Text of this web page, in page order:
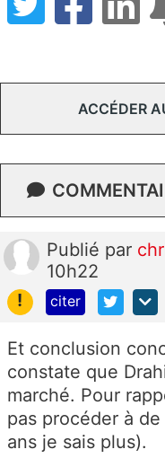
ACCÉDER
Publié par
10h22
!
citer
Et conclusion
constate que
marché. Pour
pas procéder à
ans je sais plus).